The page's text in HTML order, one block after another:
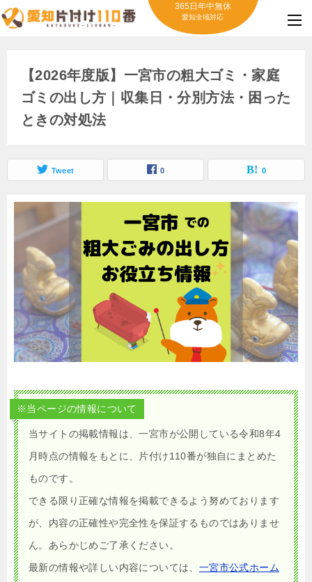
365日年中無休
愛知全域対応
【2026年度版】一宮市の粗大ゴミ・家庭
ゴミの出し方｜収集日・分別方法・困った
ときの対処法
Tweet 0 0
※当ページの情報について
当サイトの掲載情報は、一宮市が公開している令和8年4
月時点の情報をもとに、片付け110番が独自にまとめた
ものです。
できる限り正確な情報を掲載できるよう努めております
が、内容の正確性や完全性を保証するものではありませ
ん。あらかじめご了承ください。
最新の情報や詳しい内容については、 一宮市公式ホーム